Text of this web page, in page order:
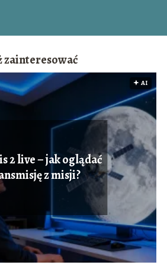
zainteresować
🟅 AI
2 live – jak oglądać
z misji?